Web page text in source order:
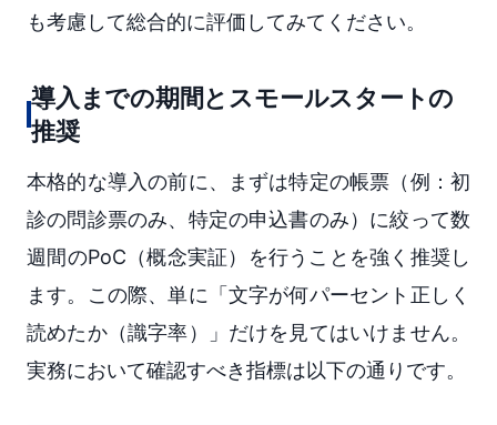
も考慮して総合的に評価してみてください。
導入までの期間とスモールスタートの
推奨
本格的な導入の前に、まずは特定の帳票（例：初
診の問診票のみ、特定の申込書のみ）に絞って数
週間のPoC（概念実証）を行うことを強く推奨し
ます。この際、単に「文字が何パーセント正しく
読めたか（識字率）」だけを見てはいけません。
実務において確認すべき指標は以下の通りです。